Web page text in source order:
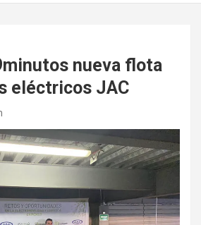
nueva flota
eléctricos JAC